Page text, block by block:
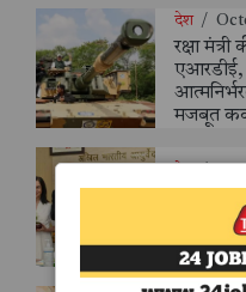
देश /
रक्षा
एआरडीई,
मजबूत
ब्राज़ील
आयुर्वेद
आयुर्वेद के